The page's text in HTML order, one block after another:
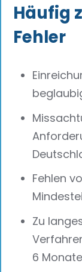
Häufig
Fehler
Fehlen
Zu
6